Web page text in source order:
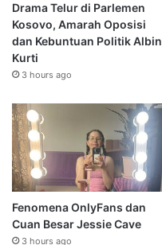
Drama Telur di Parlemen
Kosovo, Amarah Oposisi
dan Kebuntuan Politik Albin
Kurti
3 hours ago
Fenomena OnlyFans dan
Cuan Besar Jessie Cave
3 hours ago